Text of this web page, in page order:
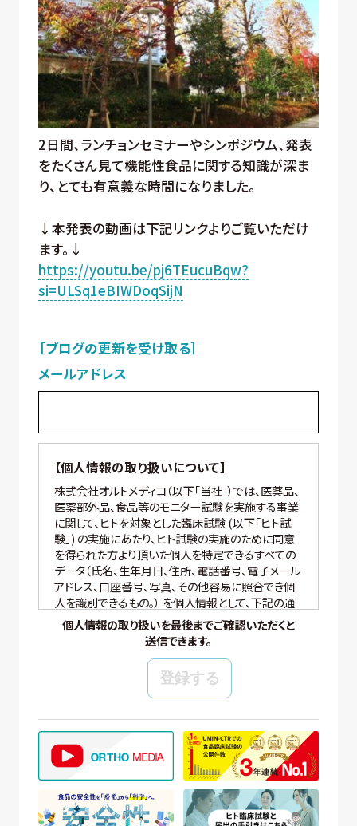
2日間、ランチョンセミナーやシンポジウム、発表
をたくさん見て機能性食品に関する知識が深ま
り、とても有意義な時間になりました。
↓本発表の動画は下記リンクよりご覧いただけ
ます。↓
https://youtu.be/pj6TEucuBqw?
si=ULSq1eBIWDoqSijN
［ブログの更新を受け取る］
メールアドレス
【個人情報の取り扱いについて】
株式会社オルトメディコ（以下「当社」）では、医薬品、
医薬部外品、食品等のモニター試験を実施する事業
に関して、ヒトを対象とした臨床試験 (以下「ヒト試
験」) の実施にあたり、ヒト試験の実施のために同意
を得られた方より頂いた個人を特定できるすべての
データ（氏名、生年月日、住所、電話番号、電子メール
アドレス、口座番号、写真、その他容易に照合でき個
人を識別できるもの。） を個人情報として、下記の通
り適切に取り扱いいたします。
当社では、個人情報の保護管理者として個人情報保
護管理者を任命し、個人情報保護法、その他関連す
【個人情報の取得と利用目的】
当社は、以下の場合に個人情報を取得、および利用
いたします。
(ア) モニター試験に参加頂く方の個人情報について
個人情報の取り扱いを最後までご確認いただくと
送信できます。